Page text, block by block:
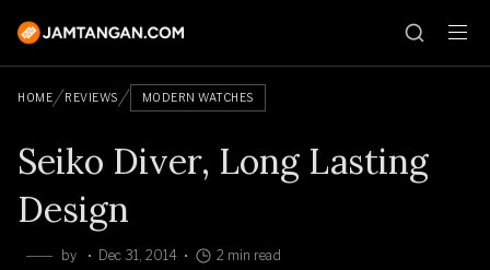
HOME REVIEWS MODERN WATCHES
Seiko Diver, Long Lasting
Design
by Dec 31, 2014 2 min read